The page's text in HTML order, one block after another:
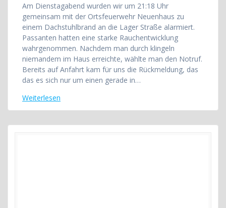
Am Dienstagabend wurden wir um 21:18 Uhr
gemeinsam mit der Ortsfeuerwehr Neuenhaus zu
einem Dachstuhlbrand an die Lager Straße alarmiert.
Passanten hatten eine starke Rauchentwicklung
wahrgenommen. Nachdem man durch klingeln
niemandem im Haus erreichte, wählte man den Notruf.
Bereits auf Anfahrt kam für uns die Rückmeldung, das
das es sich nur um einen gerade in…
Weiterlesen